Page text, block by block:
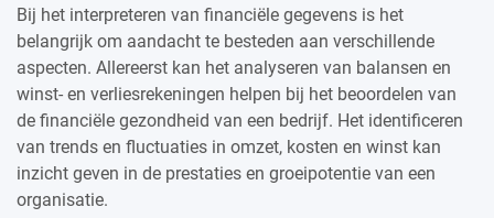
Bij het interpreteren van financiële gegevens is het
belangrijk om aandacht te besteden aan verschillende
aspecten. Allereerst kan het analyseren van balansen en
winst- en verliesrekeningen helpen bij het beoordelen van
de financiële gezondheid van een bedrijf. Het identificeren
van trends en fluctuaties in omzet, kosten en winst kan
inzicht geven in de prestaties en groeipotentie van een
organisatie.